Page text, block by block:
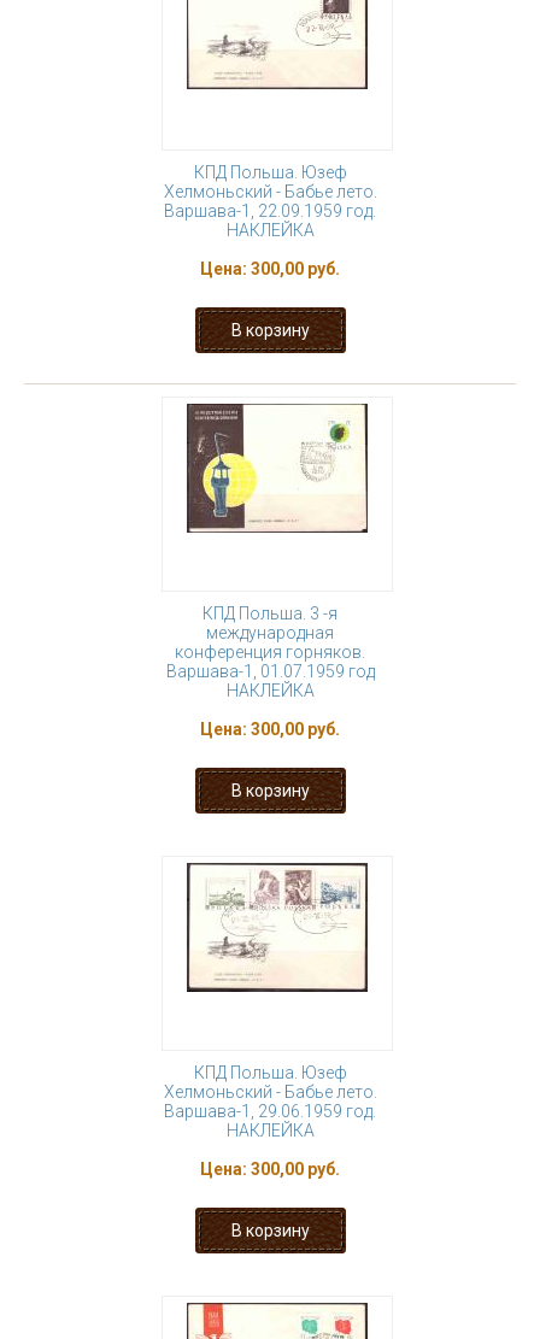
КПД Польша. Юзеф
Хелмоньский - Бабье лето.
Варшава-1, 22.09.1959 год.
НАКЛЕЙКА
Цена: 300,00 руб.
КПД Польша. 3 -я
международная
конференция горняков.
Варшава-1, 01.07.1959 год
НАКЛЕЙКА
Цена: 300,00 руб.
КПД Польша. Юзеф
Хелмоньский - Бабье лето.
Варшава-1, 29.06.1959 год.
НАКЛЕЙКА
Цена: 300,00 руб.